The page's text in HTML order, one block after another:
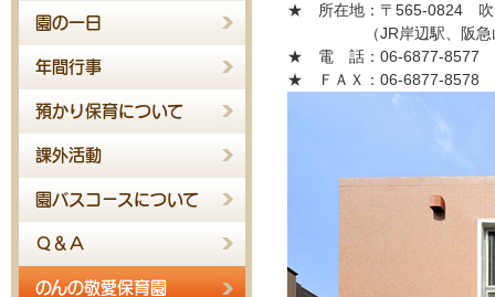
★ 所在地 ：〒565-0824
（JR岸辺駅、阪
★ 電 話 ：06-6877-8577
★ ＦＡＸ
：06-6877-8578
園の一日
年間行事
預かり保育について
課外活動
園バスコースについて
Ｑ＆Ａ
のんの敬愛保育園